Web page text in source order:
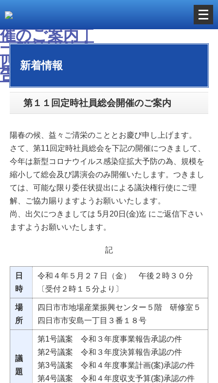
メ
ニ
く
新着情報
第１１回定時社員総会開催のご案内
陽春の候、益々ご清栄のこととお慶び申し上げます。
さて、第11回定時社員総会を下記の開催につきまして、
今年は新型コロナウイルス感染症拡大予防の為、規模を
縮小して総会及び講演会のみ開催いたします。つきまし
ては、可能な限り委任状提出による議決権行使にご理
解、ご協力賜りますようお願いいたします。
尚、出欠につきましては 5月20日(金)迄 にご返信下さい
ますようお願いいたします。
記
日
時
令和４年５月２７日（金） 午後２時３０分
〔受付２時１５分より〕
場
所
四日市市地場産業振興センター５階 研修室５
四日市市安島一丁目３番１８号
議
題
第1号議案 令和３年度事業報告承認の件
第2号議案 令和３年度決算報告承認の件
第3号議案 令和４年度事業計画(案)承認の件
第4号議案 令和４年度収支予算(案)承認の件